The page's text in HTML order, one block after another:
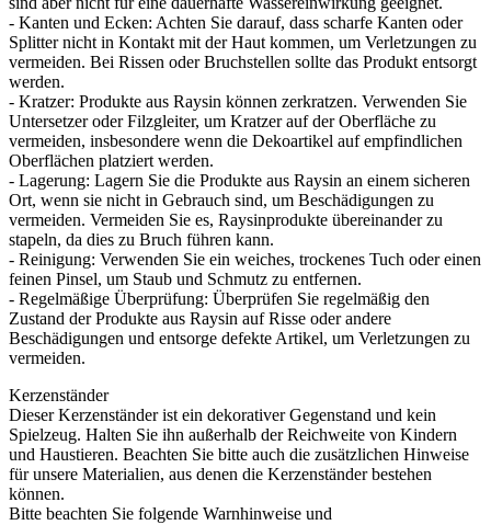
- Kanten und Ecken: Achten Sie darauf, dass scharfe Kanten oder
Splitter nicht in Kontakt mit der Haut kommen, um Verletzungen zu
vermeiden. Bei Rissen oder Bruchstellen sollte das Produkt entsorgt
werden.
- Kratzer: Produkte aus Raysin können zerkratzen. Verwenden Sie
Untersetzer oder Filzgleiter, um Kratzer auf der Oberfläche zu
vermeiden, insbesondere wenn die Dekoartikel auf empfindlichen
Oberflächen platziert werden.
- Lagerung: Lagern Sie die Produkte aus Raysin an einem sicheren
Ort, wenn sie nicht in Gebrauch sind, um Beschädigungen zu
vermeiden. Vermeiden Sie es, Raysinprodukte übereinander zu
stapeln, da dies zu Bruch führen kann.
- Reinigung: Verwenden Sie ein weiches, trockenes Tuch oder einen
feinen Pinsel, um Staub und Schmutz zu entfernen.
- Regelmäßige Überprüfung: Überprüfen Sie regelmäßig den
Zustand der Produkte aus Raysin auf Risse oder andere
Beschädigungen und entsorge defekte Artikel, um Verletzungen zu
vermeiden.
Kerzenständer
Dieser Kerzenständer ist ein dekorativer Gegenstand und kein
Spielzeug. Halten Sie ihn außerhalb der Reichweite von Kindern
und Haustieren. Beachten Sie bitte auch die zusätzlichen Hinweise
für unsere Materialien, aus denen die Kerzenständer bestehen
können.
Bitte beachten Sie folgende Warnhinweise und